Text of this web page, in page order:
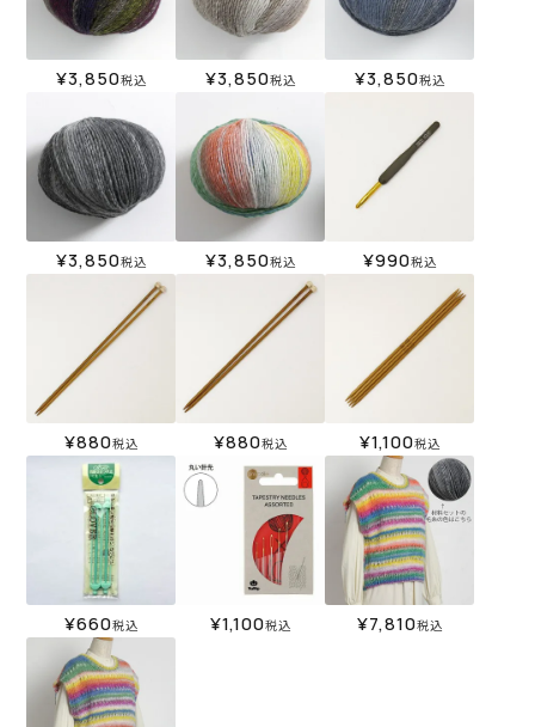
¥3,850税込 ¥3,850税込 ¥3,850税込
¥3,850税込 ¥3,850税込 ¥990税込
¥880税込 ¥880税込 ¥1,100税込
¥660税込 ¥1,100税込 ¥7,810税込